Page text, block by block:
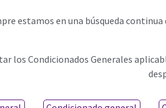
estamos en una búsqueda
los Condicionados Generales